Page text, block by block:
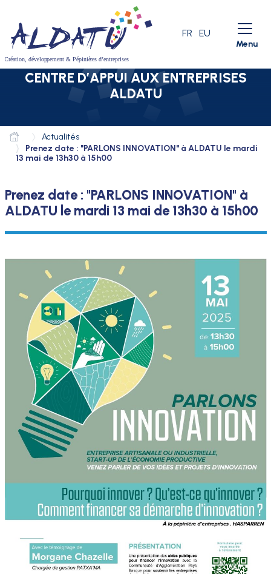
Aller à la recherche
LANGUE ACTIVE
FR EU
Menu
CENTRE D’APPUI AUX ENTREPRISES
ALDATU
Actualités
Prenez date : "PARLONS INNOVATION" à ALDATU le mardi
13 mai de 13h30 à 15h00
Prenez date : "PARLONS INNOVATION" à
ALDATU le mardi 13 mai de 13h30 à 15h00